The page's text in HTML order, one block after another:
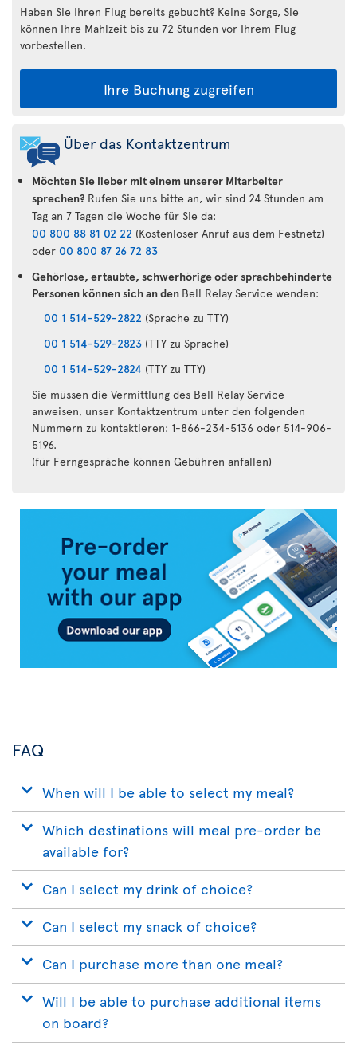
Haben Sie Ihren Flug bereits gebucht? Keine Sorge, Sie
können Ihre Mahlzeit bis zu 72 Stunden vor Ihrem Flug
vorbestellen.
Ihre Buchung zugreifen
Über das Kontaktzentrum
Möchten Sie lieber mit einem unserer Mitarbeiter
sprechen? Rufen Sie uns bitte an, wir sind 24 Stunden am
Tag an 7 Tagen die Woche für Sie da:
00 800 88 81 02 22 (Kostenloser Anruf aus dem Festnetz)
oder 00 800 87 26 72 83
Gehörlose, ertaubte, schwerhörige oder sprachbehinderte
Personen können sich an den Bell Relay Service wenden:
00 1 514-529-2822 (Sprache zu TTY)
00 1 514-529-2823 (TTY zu Sprache)
00 1 514-529-2824 (TTY zu TTY)
Sie müssen die Vermittlung des Bell Relay Service
anweisen, unser Kontaktzentrum unter den folgenden
Nummern zu kontaktieren: 1-866-234-5136 oder 514-906-
5196.
(für Ferngespräche können Gebühren anfallen)
Transat
FAQ
When will I be able to select my meal?
Which destinations will meal pre-order be
available for?
Can I select my drink of choice?
Can I select my snack of choice?
Can I purchase more than one meal?
Will I be able to purchase additional items
on board?